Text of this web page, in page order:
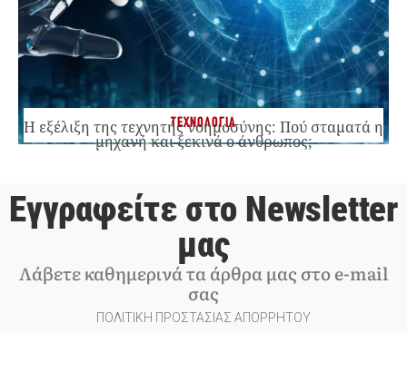
ΤΕΧΝΟΛΟΓΙΑ
Η εξέλιξη της τεχνητής νοημοσύνης: Πού σταματά η
μηχανή και ξεκινά ο άνθρωπος;
Εγγραφείτε στο Newsletter
μας
Λάβετε καθημερινά τα άρθρα μας στο e-mail
σας
ΠΟΛΙΤΙΚΗ ΠΡΟΣΤΑΣΙΑΣ ΑΠΟΡΡΗΤΟΥ